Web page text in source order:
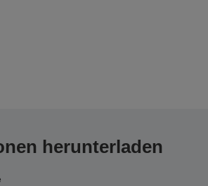
herunterladen